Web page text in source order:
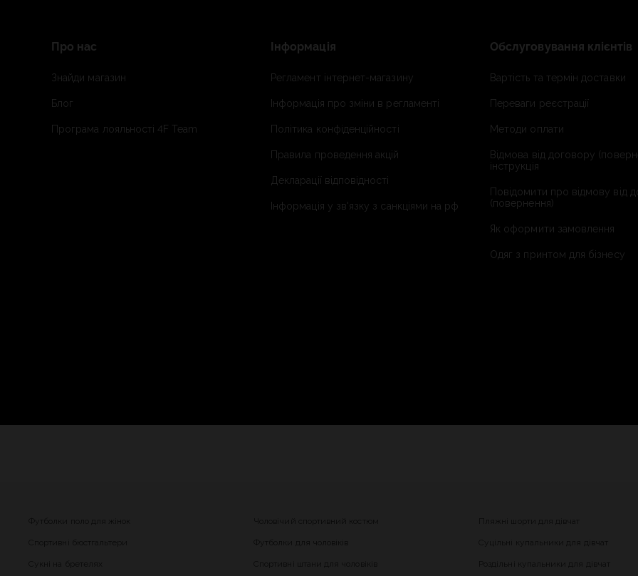
Про нас
Знайди магазин
Блог
Програма лояльності 4F Team
Інформація
Регламент інтернет-магазину
Інформація про зміни в регламенті
Політика конфіденційності
Правила проведення акцій
Декларації відповідності
Інформація у зв'язку з санкціями на рф
Обслуговування клієнтів
Вартість та термін доставки
Переваги реєстрації
Методи оплати
Відмова від договору
інструкція
Повідомити про відмову від
(повернення)
Як оформити замовлення
Одяг з принтом для бізнесу